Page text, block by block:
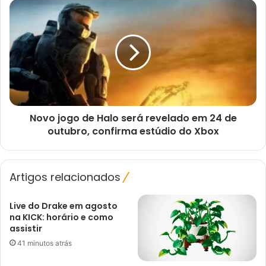
Novo
Halo
será
revelado
em
24
de
outubro,Novo jogo de Halo será revelado em 24 de
outubro, confirma estúdio do Xbox
Artigos relacionados
Live do Drake em agosto
na KICK: horário e como
assistir
41 minutos atrás